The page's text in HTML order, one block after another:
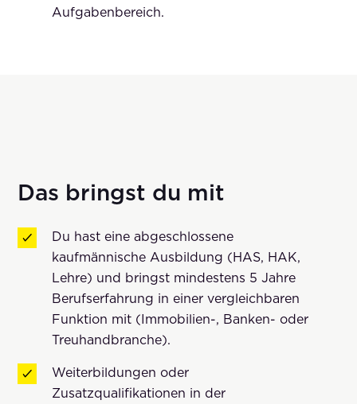
Aufgabenbereich.
Das bringst du mit
Du hast eine abgeschlossene
kaufmännische Ausbildung (HAS, HAK,
Lehre) und bringst mindestens 5 Jahre
Berufserfahrung in einer vergleichbaren
Funktion mit (Immobilien-, Banken- oder
Treuhandbranche).
Weiterbildungen oder
Zusatzqualifikationen in der